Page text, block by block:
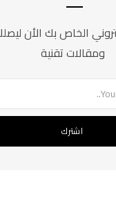
الخاص بك الأن
ومقالات تقنية